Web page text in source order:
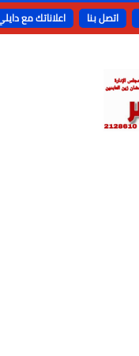
اتصل بنا اعلاناتك مع